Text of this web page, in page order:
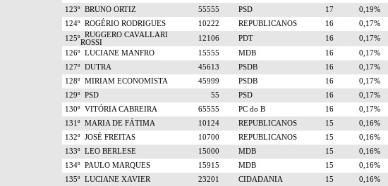
123º BRUNO ORTIZ 55555 PSD 17
124º ROGÉRIO RODRIGUES 10222 REPUBLICANOS 16
125º RUGGERO CAVALLARI
ROSSI
12106 PDT 16
126º LUCIANE MANFRO 15555 MDB 16
127º DUTRA 45613 PSDB 16
128º MIRIAM ECONOMISTA 45999 PSDB 16
129º PSD 55 PSD 16
130º VITÓRIA CABREIRA 65555 PC do B 16
131º MARIA DE FÁTIMA 10124 REPUBLICANOS 15
132º JOSÉ FREITAS 10700 REPUBLICANOS 15
133º LEO BERLESE 15000 MDB 15
134º PAULO MARQUES 15915 MDB 15
135º LUCIANE XAVIER 23201 CIDADANIA 15